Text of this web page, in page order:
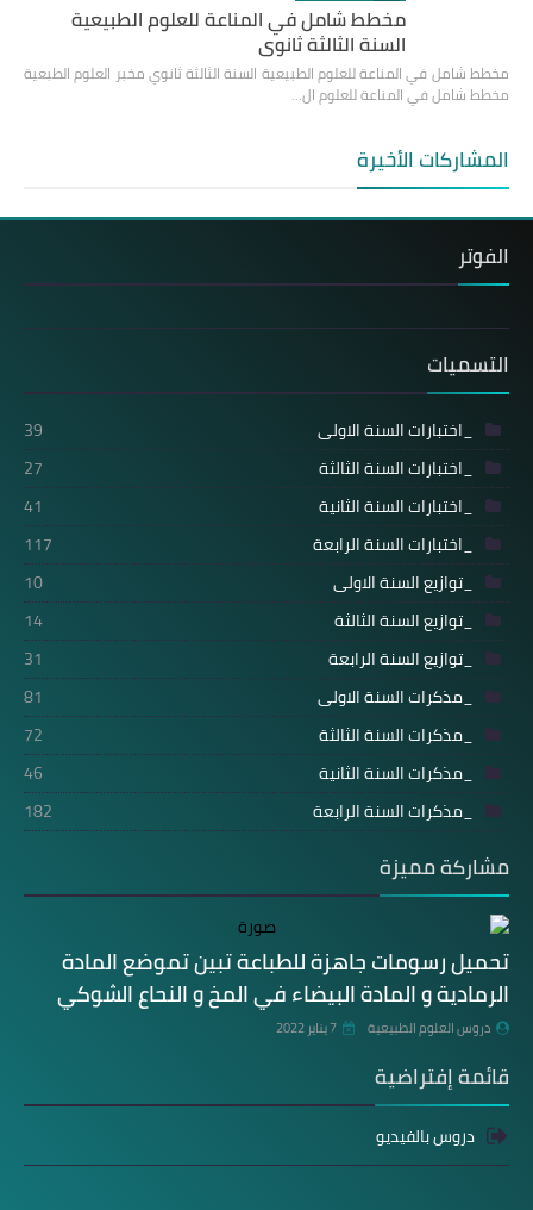
مخطط شامل في المناعة للعلوم الطبيعية
السنة الثالثة ثانوي
مخطط شامل في المناعة للعلوم الطبيعية السنة الثالثة ثانوي مخبر العلوم الطبعية
مخطط شامل في المناعة للعلوم ال…
المشاركات الأخيرة
الفوتر
التسميات
_اختبارات السنة الاولى
39
_اختبارات السنة الثالثة
27
_اختبارات السنة الثانية
41
_اختبارات السنة الرابعة
117
_توازيع السنة الاولى
10
_توازيع السنة الثالثة
14
_توازيع السنة الرابعة
31
_مذكرات السنة الاولى
81
_مذكرات السنة الثالثة
72
_مذكرات السنة الثانية
46
_مذكرات السنة الرابعة
182
مشاركة مميزة
تحميل رسومات جاهزة للطباعة تبين تموضع المادة
الرمادية و المادة البيضاء في المخ و النحاع الشوكي
دروس العلوم الطبيعية 7 يناير 2022
قائمة إفتراضية
دروس بالفيديو